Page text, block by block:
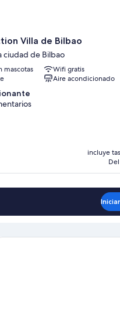
Villa de Bilbao
ciudad de Bilbao
mascotas
Wifi gratis
Aire acondicionado
incluye